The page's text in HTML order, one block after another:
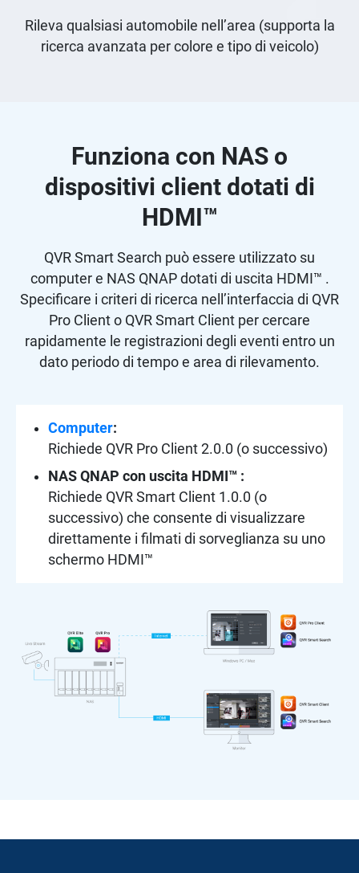
Rileva qualsiasi automobile nell’area (supporta la
ricerca avanzata per colore e tipo di veicolo)
Funziona con NAS o
dispositivi client dotati di
HDMI™
QVR Smart Search può essere utilizzato su
computer e NAS QNAP dotati di uscita HDMI™ .
Specificare i criteri di ricerca nell’interfaccia di QVR
Pro Client o QVR Smart Client per cercare
rapidamente le registrazioni degli eventi entro un
dato periodo di tempo e area di rilevamento.
Computer:
Richiede QVR Pro Client 2.0.0 (o successivo)
NAS QNAP con uscita HDMI™ :
Richiede QVR Smart Client 1.0.0 (o
successivo) che consente di visualizzare
direttamente i filmati di sorveglianza su uno
schermo HDMI™